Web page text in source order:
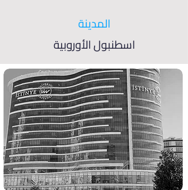
المدينة
اسطنبول الأوروبية